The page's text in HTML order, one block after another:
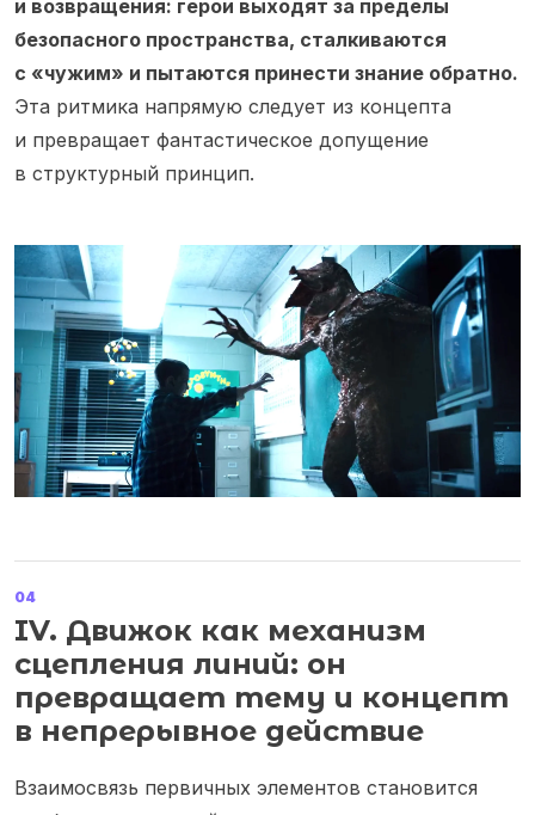
и возвращения: герои выходят за пределы
безопасного пространства, сталкиваются
с «чужим» и пытаются принести знание обратно.
Эта ритмика напрямую следует из концепта
и превращает фантастическое допущение
в структурный принцип.
04
IV. Движок как механизм
сцепления линий: он
превращает тему и концепт
в непрерывное действие
Взаимосвязь первичных элементов становится